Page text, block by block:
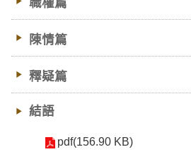
職權篇
陳情篇
釋疑篇
結語
pdf(156.90 KB)